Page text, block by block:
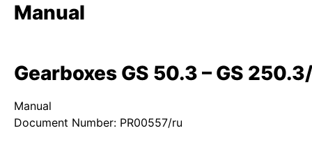
Manual
Gearboxes GS 50.3 – GS
Manual
Document Number: PR00557/ru